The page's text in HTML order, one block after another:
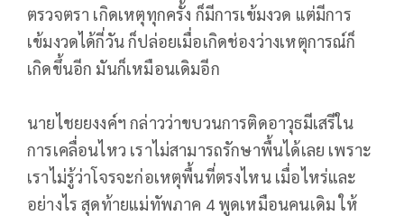
ตรวจตรา เกิดเหตุทุกครั้ง ก็มีการเข้มงวด แต่มีการ
เข้มงวดได้กี่วัน ก็ปล่อยเมื่อเกิดช่องว่างเหตุการณ์ก็
เกิดขึ้นอีก มันก็เหมือนเดิมอีก
นายไชยยงงค์ฯ กล่าวว่าขบวนการติดอาวุธมีเสรีใน
การเคลื่อนไหว เราไม่สามารถรักษาพื้นได้เลย เพราะ
เราไม่รู้ว่าโจรจะก่อเหตุพื้นที่ตรงไหน เมื่อไหร่และ
อย่างไร สุดท้ายแม่ทัพภาค 4 พูดเหมือนคนเดิม ให้